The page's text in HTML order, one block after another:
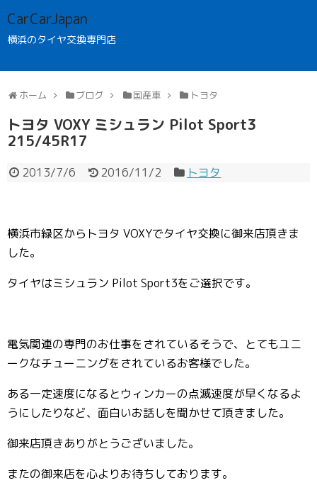
CarCarJapan
横浜のタイヤ交換専門店
ホーム ブログ 国産車 トヨタ
トヨタ VOXY ミシュラン Pilot Sport3
215/45R17
2013/7/6 2016/11/2 トヨタ
横浜市緑区からトヨタ VOXYでタイヤ交換に御来店頂きま
した。
タイヤはミシュラン Pilot Sport3をご選択です。
電気関連の専門のお仕事をされているそうで、とてもユニ
ークなチューニングをされているお客様でした。
ある一定速度になるとウィンカーの点滅速度が早くなるよ
うにしたりなど、面白いお話しを聞かせて頂きました。
御来店頂きありがとうございました。
またの御来店を心よりお待ちしております。